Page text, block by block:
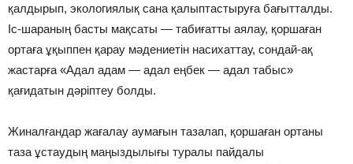
қалдырып, экологиялық сана қалыптастыруға бағытталды.
Іс-шараның басты мақсаты — табиғатты аялау, қоршаған
ортаға ұқыппен қарау мәдениетін насихаттау, сондай-ақ
жастарға «Адал адам — адал еңбек — адал табыс»
қағидатын дәріптеу болды.
Жиналғандар жағалау аумағын тазалап, қоршаған ортаны
таза ұстаудың маңыздылығы туралы пайдалы